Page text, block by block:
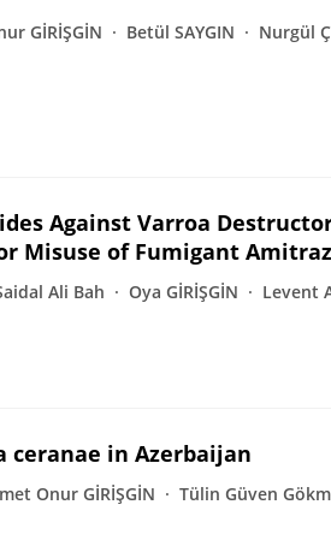
GİRİŞGİN Betül SAYGIN Nurgül
Against Varroa
Misuse of Fumigant
Ali Bah Oya GİRİŞGİN Levent
ceranae in Azerbaijan
Onur GİRİŞGİN Tülin Güven